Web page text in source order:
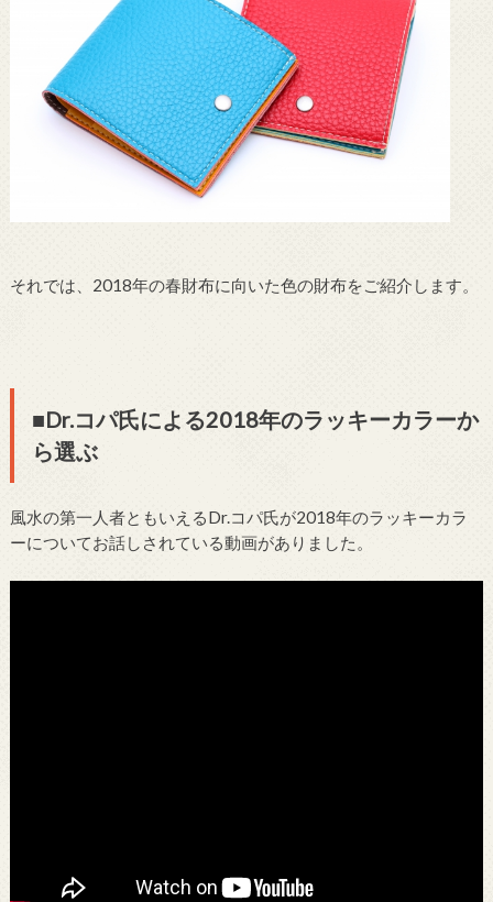
それでは、2018年の春財布に向いた色の財布をご紹介します。
■Dr.コパ氏による2018年のラッキーカラーか
ら選ぶ
風水の第一人者ともいえるDr.コパ氏が2018年のラッキーカラ
ーについてお話しされている動画がありました。